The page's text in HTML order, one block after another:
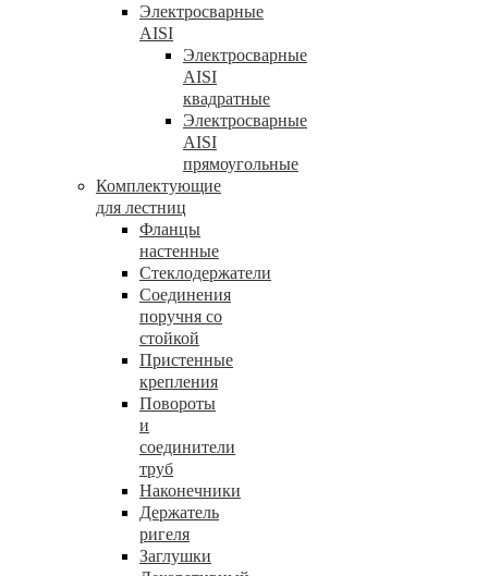
Электросварные
AISI
Электросварные
AISI
квадратные
Электросварные
AISI
прямоугольные
Комплектующие
для лестниц
Фланцы
настенные
Стеклодержатели
Соединения
поручня со
стойкой
Пристенные
крепления
Повороты
и
соединители
труб
Наконечники
Держатель
ригеля
Заглушки